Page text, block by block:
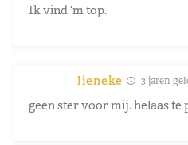
Ik vind ‘m top.
lieneke 3 jaren
geen ster voor mij. helaas te